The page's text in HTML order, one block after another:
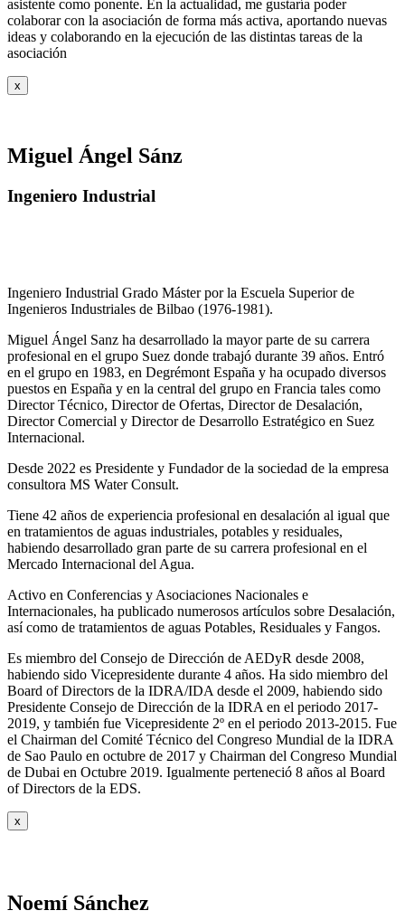
asistente como ponente. En la actualidad, me gustaría poder
colaborar con la asociación de forma más activa, aportando nuevas
ideas y colaborando en la ejecución de las distintas tareas de la
asociación
x
Miguel Ángel Sánz
Ingeniero Industrial
Ingeniero Industrial Grado Máster por la Escuela Superior de
Ingenieros Industriales de Bilbao (1976-1981).
Miguel Ángel Sanz ha desarrollado la mayor parte de su carrera
profesional en el grupo Suez donde trabajó durante 39 años. Entró
en el grupo en 1983, en Degrémont España y ha ocupado diversos
puestos en España y en la central del grupo en Francia tales como
Director Técnico, Director de Ofertas, Director de Desalación,
Director Comercial y Director de Desarrollo Estratégico en Suez
Internacional.
Desde 2022 es Presidente y Fundador de la sociedad de la empresa
consultora MS Water Consult.
Tiene 42 años de experiencia profesional en desalación al igual que
en tratamientos de aguas industriales, potables y residuales,
habiendo desarrollado gran parte de su carrera profesional en el
Mercado Internacional del Agua.
Activo en Conferencias y Asociaciones Nacionales e
Internacionales, ha publicado numerosos artículos sobre Desalación,
así como de tratamientos de aguas Potables, Residuales y Fangos.
Es miembro del Consejo de Dirección de AEDyR desde 2008,
habiendo sido Vicepresidente durante 4 años. Ha sido miembro del
Board of Directors de la IDRA/IDA desde el 2009, habiendo sido
Presidente Consejo de Dirección de la IDRA en el periodo 2017-
2019, y también fue Vicepresidente 2º en el periodo 2013-2015. Fue
el Chairman del Comité Técnico del Congreso Mundial de la IDRA
de Sao Paulo en octubre de 2017 y Chairman del Congreso Mundial
de Dubai en Octubre 2019. Igualmente perteneció 8 años al Board
of Directors de la EDS.
x
Noemí Sánchez